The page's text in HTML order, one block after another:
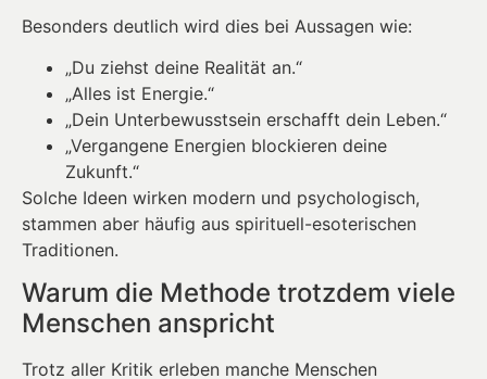
Besonders deutlich wird dies bei Aussagen wie:
„Du ziehst deine Realität an.“
„Alles ist Energie.“
„Dein Unterbewusstsein erschafft dein Leben.“
„Vergangene Energien blockieren deine
Zukunft.“
Solche Ideen wirken modern und psychologisch,
stammen aber häufig aus spirituell-esoterischen
Traditionen.
Warum die Methode trotzdem viele
Menschen anspricht
Trotz aller Kritik erleben manche Menschen